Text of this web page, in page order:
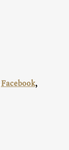
Facebook,